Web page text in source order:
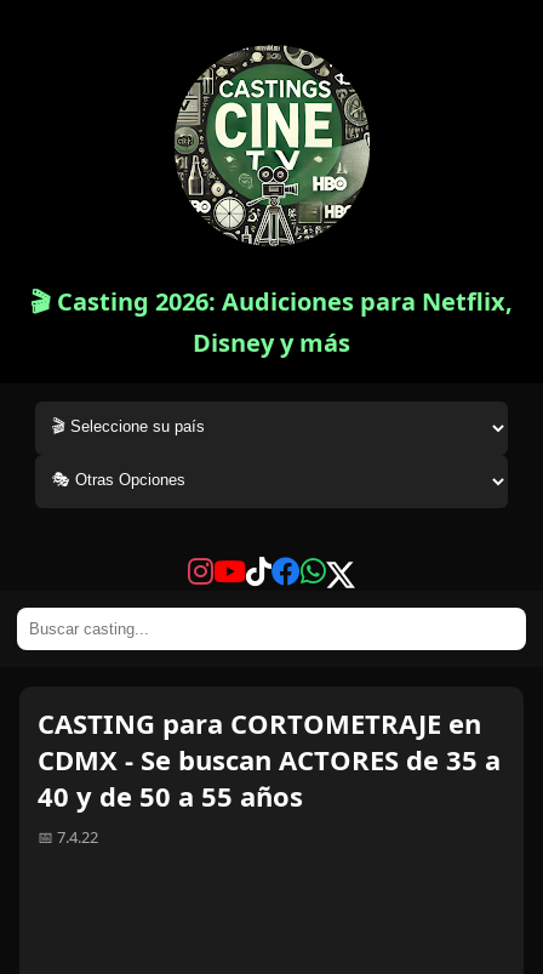
🎬 Casting 2026: Audiciones para Netflix,
Disney y más
CASTING para CORTOMETRAJE en
CDMX - Se buscan ACTORES de 35 a
40 y de 50 a 55 años
📅 7.4.22